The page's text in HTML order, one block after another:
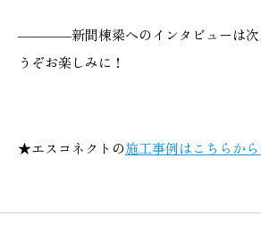
――――新間棟梁へのインタビューは次
うぞお楽しみに！
★エスコネクトの施工事例はこちらか